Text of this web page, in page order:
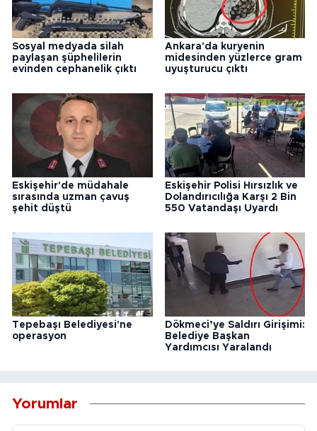
Sosyal medyada silah
paylaşan şüphelilerin
evinden cephanelik çıktı
Ankara'da kuryenin
midesinden yüzlerce gram
uyuşturucu çıktı
Eskişehir'de müdahale
sırasında uzman çavuş
şehit düştü
Eskişehir Polisi Hırsızlık ve
Dolandırıcılığa Karşı 2 Bin
550 Vatandaşı Uyardı
Tepebaşı Belediyesi'ne
operasyon
Dökmeci’ye Saldırı Girişimi:
Belediye Başkan
Yardımcısı Yaralandı
Yorumlar